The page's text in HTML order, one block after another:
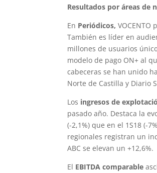
Resultados por áreas de
En Periódicos,
También es líder en
millones de usuarios
modelo de pago ON+ al
cabeceras se han unido
Norte de Castilla y Diario
Los ingresos de
pasado año. Destaca la
(-2,1%) que en el 1S18 (-
regionales registran un
ABC se elevan un +12,6%.
El EBITDA comparable